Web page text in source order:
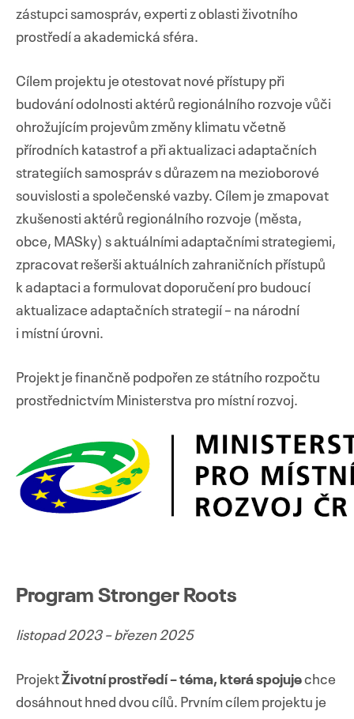
zástupci samospráv, experti z oblasti životního
prostředí a akademická sféra.
Cílem projektu je otestovat nové přístupy při
budování odolnosti aktérů regionálního rozvoje vůči
ohrožujícím projevům změny klimatu včetně
přírodních katastrof a při aktualizaci adaptačních
strategiích samospráv s důrazem na mezioborové
souvislosti a společenské vazby. Cílem je zmapovat
zkušenosti aktérů regionálního rozvoje (města,
obce, MASky) s aktuálními adaptačními strategiemi,
zpracovat rešerši aktuálních zahraničních přístupů
k adaptaci a formulovat doporučení pro budoucí
aktualizace adaptačních strategií – na národní
i místní úrovni.
Projekt je finančně podpořen ze státního rozpočtu
prostřednictvím Ministerstva pro místní rozvoj.
Program Stronger Roots
listopad 2023 – březen 2025
ProjektŽivotní prostředí – téma, která spojujechce
dosáhnout hned dvou cílů. Prvním cílem projektu je